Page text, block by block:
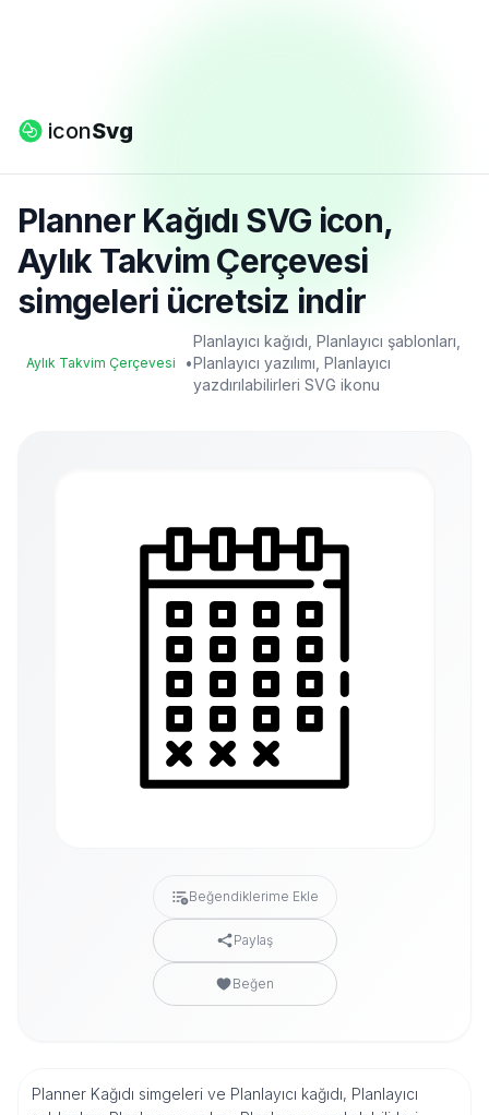
iconSvg
Planner Kağıdı SVG icon,
Aylık Takvim Çerçevesi
simgeleri ücretsiz indir
Aylık Takvim Çerçevesi •
Planlayıcı kağıdı, Planlayıcı şablonları,
Planlayıcı yazılımı, Planlayıcı
yazdırılabilirleri SVG ikonu
Beğendiklerime Ekle
Paylaş
Beğen
Planner Kağıdı simgeleri ve Planlayıcı kağıdı, Planlayıcı